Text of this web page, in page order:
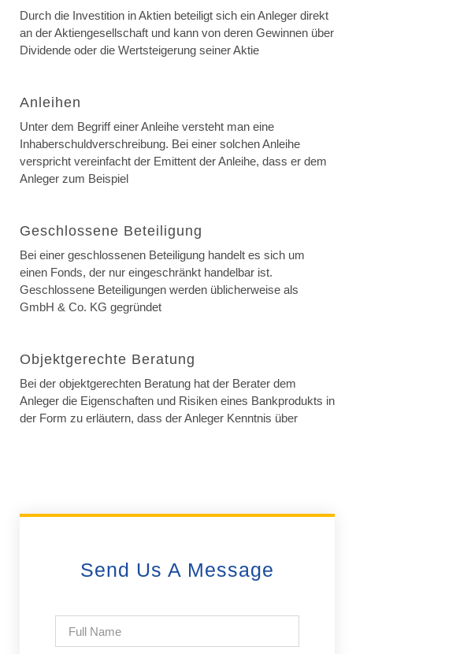
Durch die Investition in Aktien beteiligt sich ein Anleger direkt
an der Aktiengesellschaft und kann von deren Gewinnen über
Dividende oder die Wertsteigerung seiner Aktie
Anleihen
Unter dem Begriff einer Anleihe versteht man eine
Inhaberschuldverschreibung. Bei einer solchen Anleihe
verspricht vereinfacht der Emittent der Anleihe, dass er dem
Anleger zum Beispiel
Geschlossene Beteiligung
Bei einer geschlossenen Beteiligung handelt es sich um
einen Fonds, der nur eingeschränkt handelbar ist.
Geschlossene Beteiligungen werden üblicherweise als
GmbH & Co. KG gegründet
Objektgerechte Beratung
Bei der objektgerechten Beratung hat der Berater dem
Anleger die Eigenschaften und Risiken eines Bankprodukts in
der Form zu erläutern, dass der Anleger Kenntnis über
Send Us A Message